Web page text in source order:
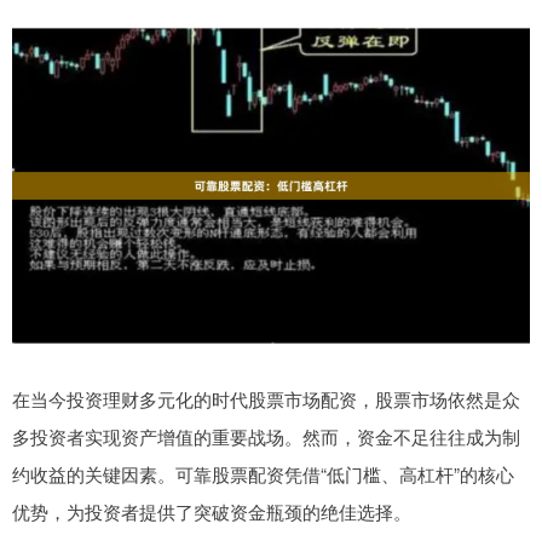
在当今投资理财多元化的时代股票市场配资，股票市场依然是众
多投资者实现资产增值的重要战场。然而，资金不足往往成为制
约收益的关键因素。可靠股票配资凭借“低门槛、高杠杆”的核心
优势，为投资者提供了突破资金瓶颈的绝佳选择。